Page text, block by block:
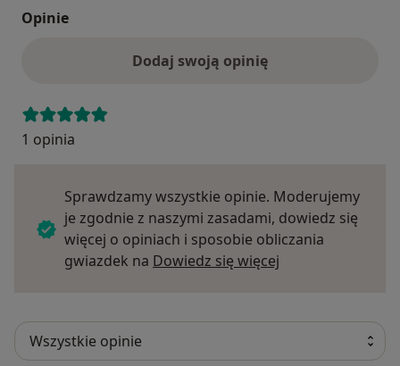
Opinie
Dodaj swoją opinię
1 opinia
Sprawdzamy wszystkie opinie. Moderujemy
je zgodnie z naszymi zasadami, dowiedz się
więcej o opiniach i sposobie obliczania
gwiazdek na Dowiedz się więcej